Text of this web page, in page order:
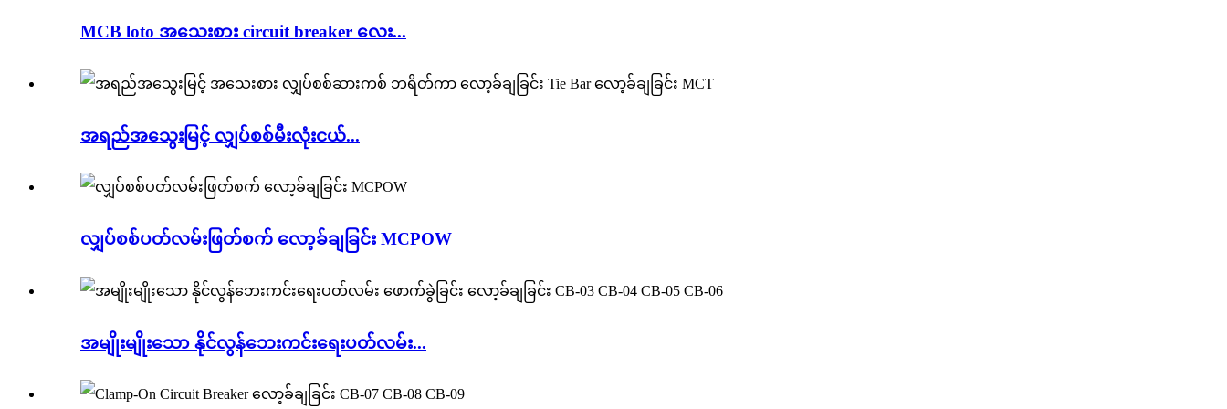
MCB loto အသေးစား circuit breaker လေး...
အရည်အသွေးမြင့် လျှပ်စစ်မီးလုံးငယ်...
လျှပ်စစ်ပတ်လမ်းဖြတ်စက် လော့ခ်ချခြင်း MCPOW
အမျိုးမျိုးသော နိုင်လွန်ဘေးကင်းရေးပတ်လမ်း...